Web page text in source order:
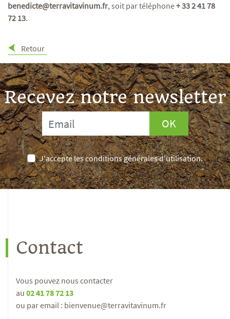
benedicte@terravitavinum.fr, soit par téléphone+ 33 2 41 78
72 13.
Retour
Recevez notre newsletter
OK
J'accepte les conditions générales d'utilisation.
Contact
Vous pouvez nous contacter
au 02 41 78 72 13
ou par email : bienvenue@terravitavinum.fr